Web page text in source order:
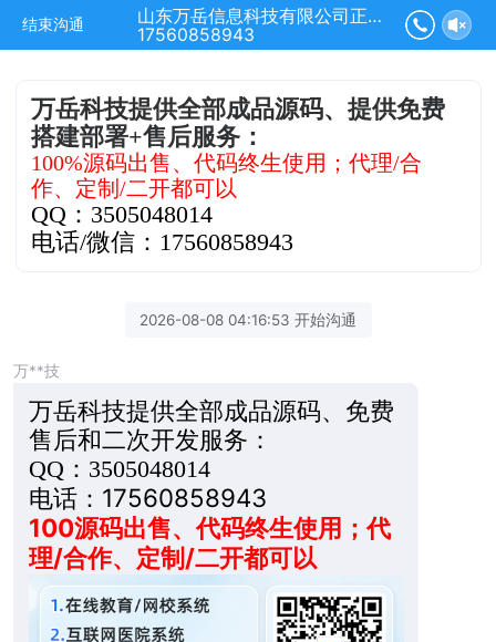
结束沟通
山东万岳信息科技有限公司正在为您服务
17560858943
万岳科技提供全部成品源码、提供免费
搭建部署+售后服务：
100%源码出售、代码终生使用；代理/合
作、定制/二开都可以
QQ：3505048014
电话/微信：17560858943
2026-08-08 04:16:53 开始沟通
万**技
万岳科技提供全部成品源码、免费
售后和二次开发服务：
QQ：3505048014
电话：17560858943
100源码出售、代码终生使用；代
理/合作、定制/二开都可以